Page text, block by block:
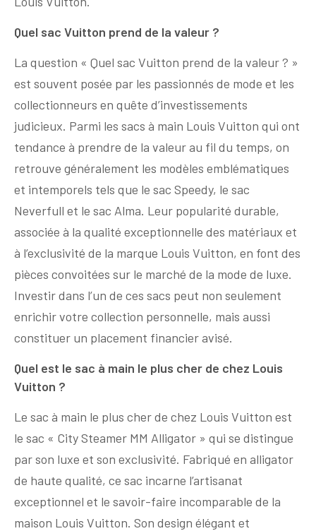
Quel sac Vuitton prend de la valeur ?
La question « Quel sac Vuitton prend de la valeur ? »
est souvent posée par les passionnés de mode et les
collectionneurs en quête d’investissements
judicieux. Parmi les sacs à main Louis Vuitton qui ont
tendance à prendre de la valeur au fil du temps, on
retrouve généralement les modèles emblématiques
et intemporels tels que le sac Speedy, le sac
Neverfull et le sac Alma. Leur popularité durable,
associée à la qualité exceptionnelle des matériaux et
à l’exclusivité de la marque Louis Vuitton, en font des
pièces convoitées sur le marché de la mode de luxe.
Investir dans l’un de ces sacs peut non seulement
enrichir votre collection personnelle, mais aussi
constituer un placement financier avisé.
Quel est le sac à main le plus cher de chez Louis
Vuitton ?
Le sac à main le plus cher de chez Louis Vuitton est
le sac « City Steamer MM Alligator » qui se distingue
par son luxe et son exclusivité. Fabriqué en alligator
de haute qualité, ce sac incarne l’artisanat
exceptionnel et le savoir-faire incomparable de la
maison Louis Vuitton. Son design élégant et